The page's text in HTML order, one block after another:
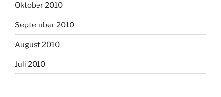
Oktober 2010
September 2010
August 2010
Juli 2010